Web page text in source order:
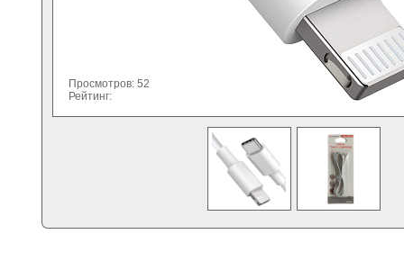
Просмотров: 52
Рейтинг: